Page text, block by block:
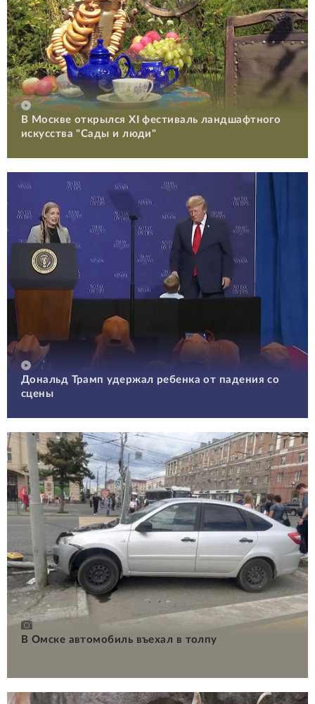
В Москве открылся XI фестиваль ландшафтного
искусства "Сады и люди"
Дональд Трамп удержал ребенка от падения со
сцены
В Омске автомобиль въехал в толпу